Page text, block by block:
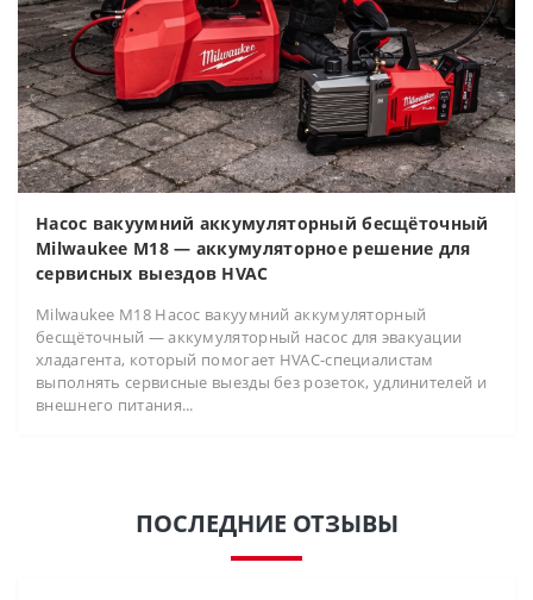
Насос вакуумний аккумуляторный бесщёточный
Milwaukee M18 — аккумуляторное решение для
сервисных выездов HVAC
Milwaukee M18 Насос вакуумний аккумуляторный
бесщёточный — аккумуляторный насос для эвакуации
хладагента, который помогает HVAC-специалистам
выполнять сервисные выезды без розеток, удлинителей и
внешнего питания...
ПОСЛЕДНИЕ ОТЗЫВЫ